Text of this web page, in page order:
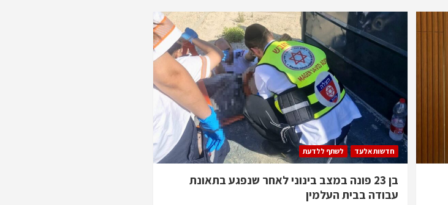
חדשות אלעד לשתף ללדעת
בן 23 פונה במצב בינוני לאחר שנפגע בתאונת
עבודה בבית העלמין